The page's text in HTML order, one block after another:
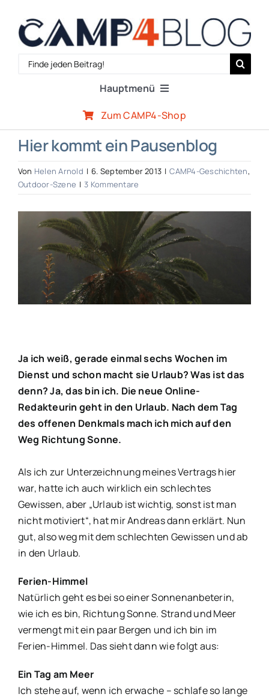
Inhalt
springen
Search
Hauptmenü
Reiseberichte
CAMP4-Team
Zum CAMP4-Shop
Hier kommt ein Pausenblog
Von Helen Arnold | 6. September 2013 | CAMP4-Geschichten,
Outdoor-Szene | 3 Kommentare
Zeige
grösseres
Ja ich weiß, gerade einmal sechs Wochen im
Dienst und schon macht sie Urlaub? Was ist das
denn? Ja, das bin ich. Die neue Online-
Redakteurin geht in den Urlaub. Nach dem Tag
des offenen Denkmals mach ich mich auf den
Weg Richtung Sonne.
Als ich zur Unterzeichnung meines Vertrags hier
war, hatte ich auch wirklich ein schlechtes
Gewissen, aber „Urlaub ist wichtig, sonst ist man
nicht motiviert“, hat mir Andreas dann erklärt. Nun
gut, also weg mit dem schlechten Gewissen und ab
in den Urlaub.
Ferien-Himmel
Natürlich geht es bei so einer Sonnenanbeterin,
wie ich es bin, Richtung Sonne. Strand und Meer
vermengt mit ein paar Bergen und ich bin im
Ferien-Himmel. Das sieht dann wie folgt aus:
Ein Tag am Meer
Ich stehe auf, wenn ich erwache – schlafe so lange